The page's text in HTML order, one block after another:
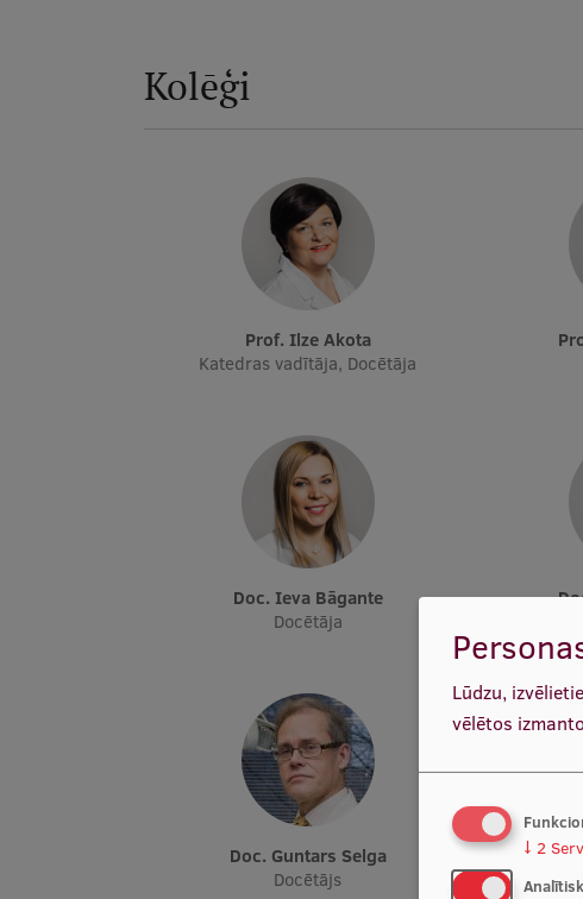
Kolēģi
Prof. Ilze Akota
Katedras vadītāja, Docētāja
Doc. Ieva Bāgante
Docētāja
Doc. Guntars Selga
Docētājs
Lūdzu,
vēlētos
↓ 2